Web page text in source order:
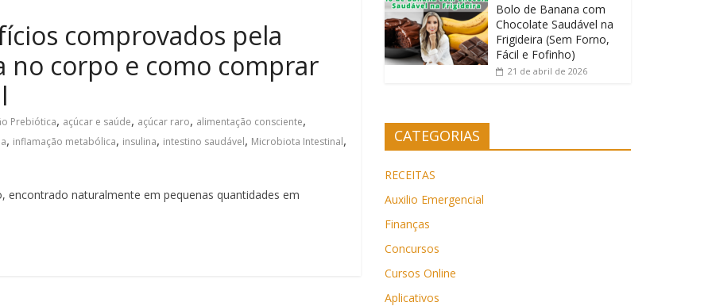
comprovados pela
no corpo e como comprar
Prebiótica, açúcar e saúde, açúcar raro, alimentação consciente,
, inflamação metabólica, insulina, intestino saudável, Microbiota Intestinal,
encontrado naturalmente em pequenas quantidades em
Bolo de Banana com
Chocolate Saudável na
Frigideira (Sem Forno,
Fácil e Fofinho)
21 de abril de 2026
CATEGORIAS
RECEITAS
Auxilio Emergencial
Finanças
Concursos
Cursos Online
Aplicativos